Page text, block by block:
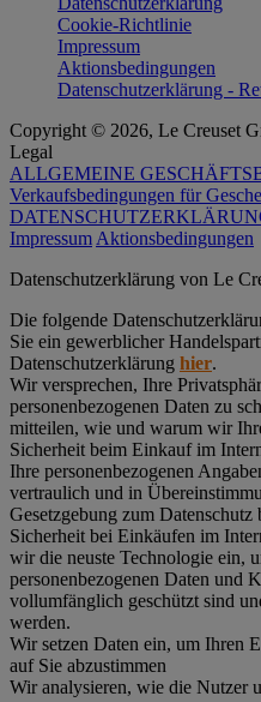
Cookie-Richtlinie
Impressum
Aktionsbedingungen
Datenschutzerklärung -
Copyright © 2026, Le Creuset
Legal
ALLGEMEINE
Verkaufsbedingungen für
ImpressumAktionsbedingungen
Datenschutz­erklärung von Le
Die folgende
Sie ein gewerblicher
Datenschutzerklärung hier.
Wir versprechen, Ihre
personenbezogenen Daten zu
mitteilen, wie und warum wir
Sicherheit beim Einkauf im
Ihre personenbezogenen
vertraulich und in
Gesetzgebung zum Datenschutz
Sicherheit bei Einkäufen im
wir die neuste Technologie ein,
personenbezogenen Daten und
vollumfänglich geschützt sind
werden.
Wir setzen Daten ein, um Ihren
auf Sie abzustimmen
Wir analysieren, wie die Nutzer